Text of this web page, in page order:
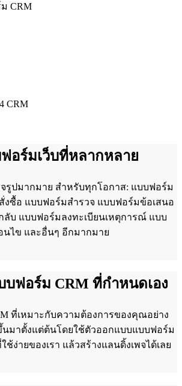
CRM
CRM
อร์มเว็บที่หลากหลาย
จรูปมากมาย สำหรับทุกโอกาส: แบบฟอร์ม
ซื้อ แบบฟอร์มสำรวจ แบบฟอร์มข้อเสนอ
บ แบบฟอร์มลงทะเบียนเหตุการณ์ แบบ
นไข และอื่นๆ อีกมากมาย
ฟอร์ม CRM ที่กำหนดเอง
ที่เหมาะกับความต้องการของคุณอย่าง
มาตั้งแต่ต้นโดยใช้ตัวออกแบบแบบฟอร์ม
ง่ายของเรา แล้วสร้างแลนดิ้งเพจได้เลย